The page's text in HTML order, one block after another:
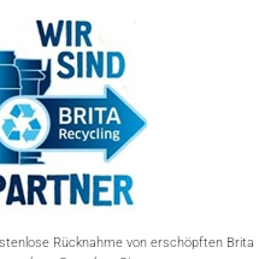
Rücknahme von erschöpften Brita